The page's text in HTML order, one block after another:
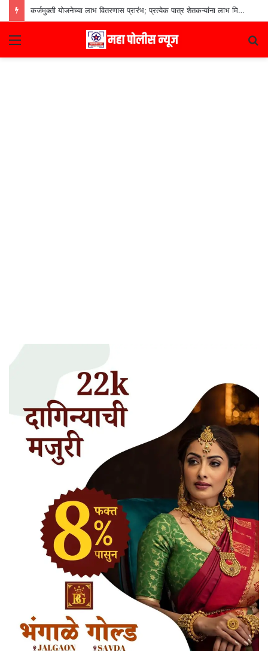
कर्जमुक्ती योजनेच्या लाभ वितरणास प्रारंभ; प्रत्येक पात्र शेतकऱ्यांना लाभ मिळणार– मुख्यमंत्री देवेंद्र फडणवीस
Menu